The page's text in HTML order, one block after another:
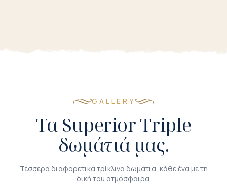
GALLERY
Τα Superior Triple
δωμάτιά μας.
Τέσσερα διαφορετικά τρίκλινα δωμάτια, κάθε ένα με τη
δική του ατμόσφαιρα.